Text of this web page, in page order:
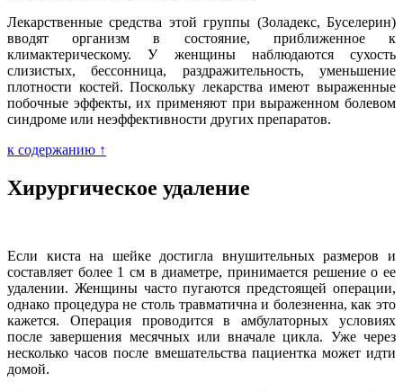
Лекарственные средства этой группы (Золадекс, Буселерин)
вводят организм в состояние, приближенное к
климактерическому. У женщины наблюдаются сухость
слизистых, бессонница, раздражительность, уменьшение
плотности костей. Поскольку лекарства имеют выраженные
побочные эффекты, их применяют при выраженном болевом
синдроме или неэффективности других препаратов.
к содержанию ↑
Хирургическое удаление
Если киста на шейке достигла внушительных размеров и
составляет более 1 см в диаметре, принимается решение о ее
удалении. Женщины часто пугаются предстоящей операции,
однако процедура не столь травматична и болезненна, как это
кажется. Операция проводится в амбулаторных условиях
после завершения месячных или вначале цикла. Уже через
несколько часов после вмешательства пациентка может идти
домой.